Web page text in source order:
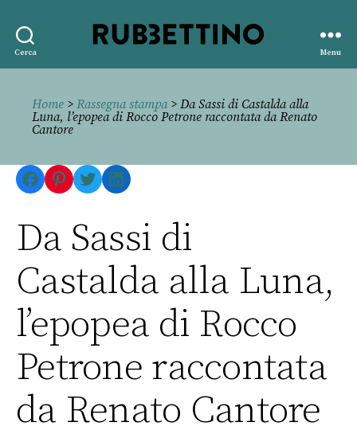
Cerca
editore
Menu
Home > Rassegna stampa> Da Sassi di Castalda alla
Luna, l’epopea di Rocco Petrone raccontata da Renato
Cantore
Facebook
Pinterest
TwitterLinkedIn
Da Sassi di
Castalda alla Luna,
l’epopea di Rocco
Petrone raccontata
da Renato Cantore